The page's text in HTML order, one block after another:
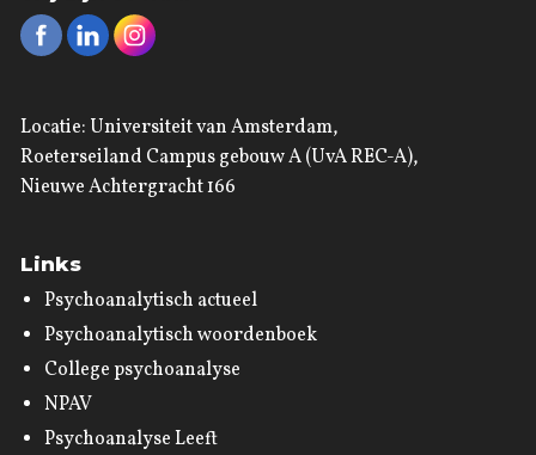
Locatie: Universiteit van Amsterdam,
Roeterseiland Campus gebouw A (UvA REC-A),
Nieuwe Achtergracht 166
Links
Psychoanalytisch actueel
Psychoanalytisch woordenboek
College psychoanalyse
NPAV
Psychoanalyse Leeft